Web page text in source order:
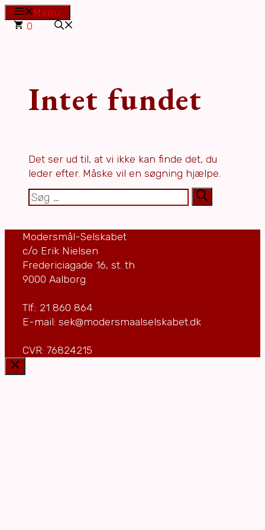
Hop
Menu
0
Intet fundet
Det ser ud til, at vi ikke kan finde det, du
leder efter. Måske vil en søgning hjælpe.
Søg
efter:
Modersmål-Selskabet
c/o Erik Nielsen
Fredericiagade 16, st. th
9000 Aalborg
Tlf.: 21 860 864
E-mail: sek@modersmaalselskabet.dk
CVR: 76824215
Luk